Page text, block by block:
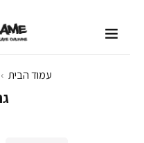
עמוד הבית ›